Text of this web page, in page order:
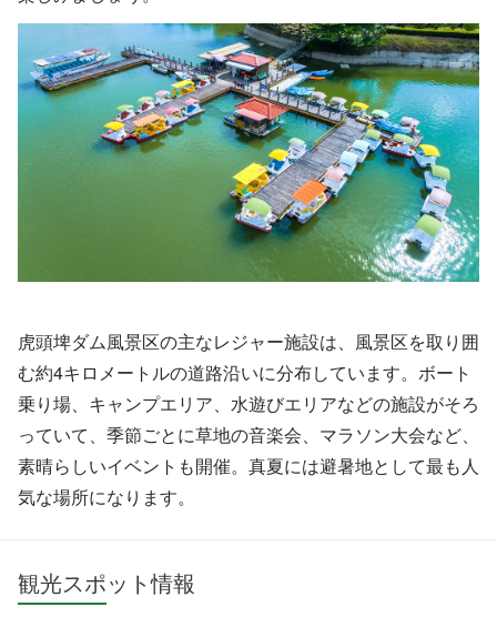
虎頭埤ダム風景区の主なレジャー施設は、風景区を取り囲
む約4キロメートルの道路沿いに分布しています。ボート
乗り場、キャンプエリア、水遊びエリアなどの施設がそろ
っていて、季節ごとに草地の音楽会、マラソン大会など、
素晴らしいイベントも開催。真夏には避暑地として最も人
気な場所になります。
観光スポット情報